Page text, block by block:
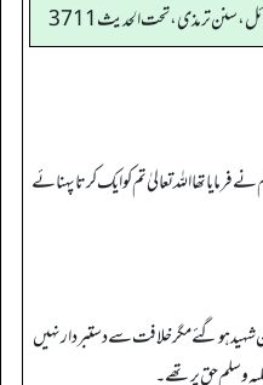
سنن ترمذی، تحت الحديث 3711
تھا اللہ تعالیٰ تم کو ایک کرتا پہنائے
ہو گئے مگر خلافت سے دستبردار نہیں
وسلم حق پر تھے۔